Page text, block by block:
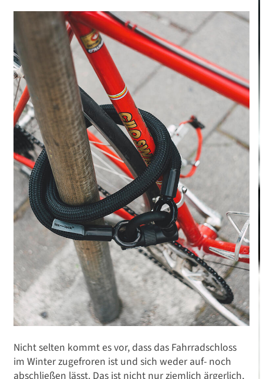
Nicht selten kommt es vor, dass das Fahrradschloss
im Winter zugefroren ist und sich weder auf- noch
abschließen lässt. Das ist nicht nur ziemlich ärgerlich,